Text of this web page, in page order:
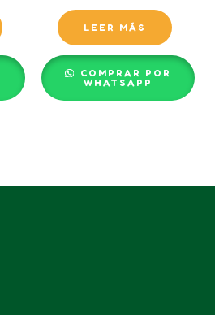
LEER MÁS
COMPRAR POR
WHATSAPP